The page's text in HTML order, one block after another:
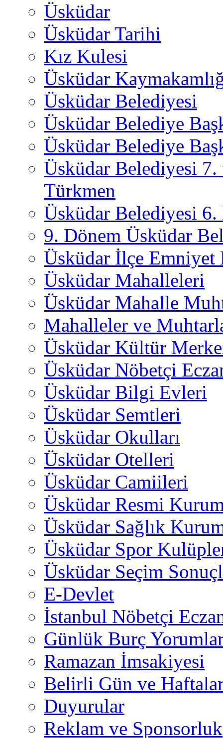
Üsküdar
Üsküdar Tarihi
Kız Kulesi
Üsküdar
Üsküdar Belediyesi
Üsküdar Belediye
Üsküdar Belediye
Üsküdar Belediyesi
Türkmen
Üsküdar Belediyesi 6.
9. Dönem Üsküdar
Üsküdar İlçe
Üsküdar Mahalleleri
Üsküdar Mahalle
Mahalleler ve
Üsküdar Kültür
Üsküdar Nöbetçi
Üsküdar Bilgi Evleri
Üsküdar Semtleri
Üsküdar Okulları
Üsküdar Otelleri
Üsküdar Camiileri
Üsküdar Resmi
Üsküdar Sağlık
Üsküdar Spor
Üsküdar Seçim
E-Devlet
İstanbul Nöbetçi
Günlük Burç
Ramazan İmsakiyesi
Belirli Gün ve
Duyurular
Reklam ve Sponsorluk